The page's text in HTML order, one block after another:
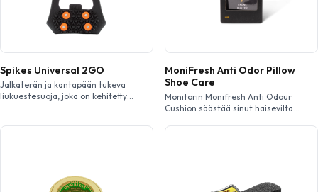
Spikes Universal 2GO
Jalkaterän ja kantapään tukeva
liukuestesuoja, joka on kehitetty
ja lumipinnoilla. Helppo pukea jalkaan
38-41 EU, L: 41-43 EU, XL: 44-47 EU.
MoniFresh Anti Odor Pillow
Shoe Care
Monitorin Monifresh Anti Odour
Cushion säästää sinut haisevilta
muilta varusteilta. Monifresh poistaa